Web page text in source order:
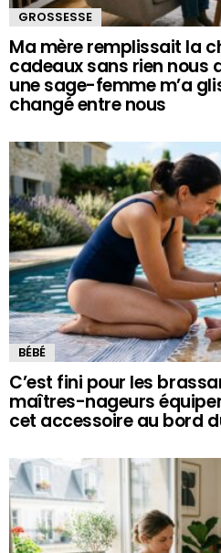
GROSSESSE
Ma mère remplissait la
cadeaux sans rien nous
une sage-femme m’a
changé entre nous
BÉBÉ
C’est fini pour les
maîtres-nageurs
cet accessoire au bord